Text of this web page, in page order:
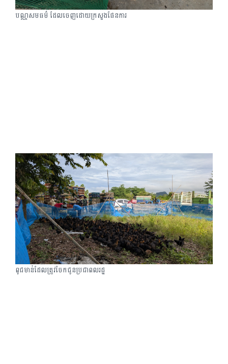
បណ្ណសមធម៌ ដែលចេញដោយក្រសួងផែនការ
ពូជមាន់ដែលត្រូវចែកជូនប្រជាពលរដ្ឋ